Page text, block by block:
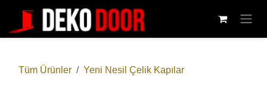
İçereği Atla
Tüm Ürünler Yeni Nesil Çelik Kapılar